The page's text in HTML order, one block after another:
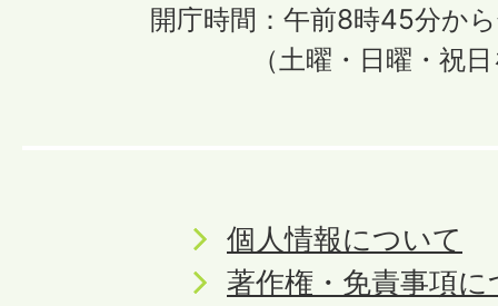
開庁時間：午前8時45分か
（土曜・日曜・祝
個人情報について
著作権・免責事項